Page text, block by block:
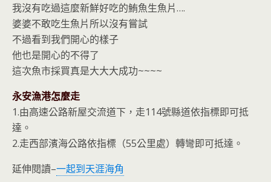
我沒有吃過這麼新鮮好吃的鮪魚生魚片….
婆婆不敢吃生魚片所以沒有嘗試
不過看到我們開心的樣子
他也是開心的不得了
這次魚市採買真是大大大成功~~~~
永安漁港怎麼走
1.由高速公路新屋交流道下，走114號縣道依指標即可抵
達。
2.走西部濱海公路依指標（55公里處）轉彎即可抵達。
延伸閱讀–一起到天涯海角